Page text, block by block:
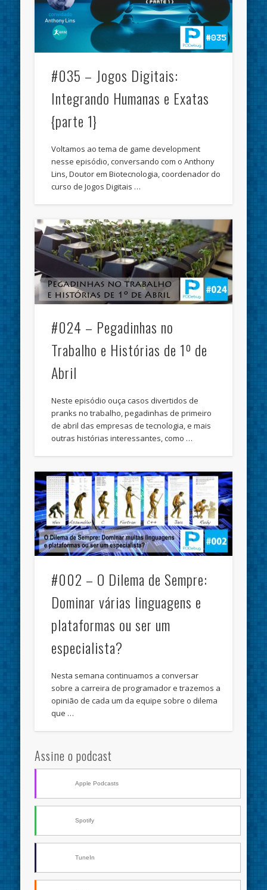
#035 – Jogos Digitais:
Integrando Humanas e Exatas
{parte 1}
Voltamos ao tema de game development
nesse episódio, conversando com o Anthony
Lins, Doutor em Biotecnologia, coordenador do
curso de Jogos Digitais …
#024 – Pegadinhas no
Trabalho e Histórias de 1º de
Abril
Neste episódio ouça casos divertidos de
pranks no trabalho, pegadinhas de primeiro
de abril das empresas de tecnologia, e mais
outras histórias interessantes, como …
#002 – O Dilema de Sempre:
Dominar várias linguagens e
plataformas ou ser um
especialista?
Nesta semana continuamos a conversar
sobre a carreira de programador e trazemos a
opinião de cada um da equipe sobre o dilema
que …
Assine o podcast
Apple Podcasts
Spotify
TuneIn